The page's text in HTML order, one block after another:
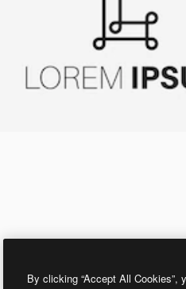
By clicking “Accept All